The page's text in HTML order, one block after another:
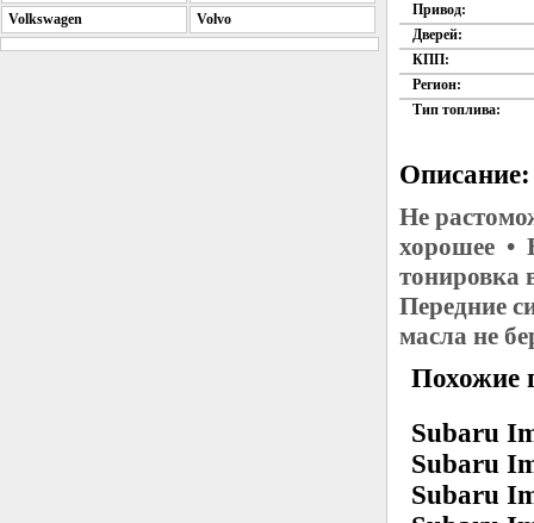
Привод:
Дверей:
КПП:
Регион:
Тип топлива:
Описание:
Не
хорошее •
тонировка
Передние
масла не
Похожие
Subaru
Subaru
Subaru
Volkswagen
Volvo